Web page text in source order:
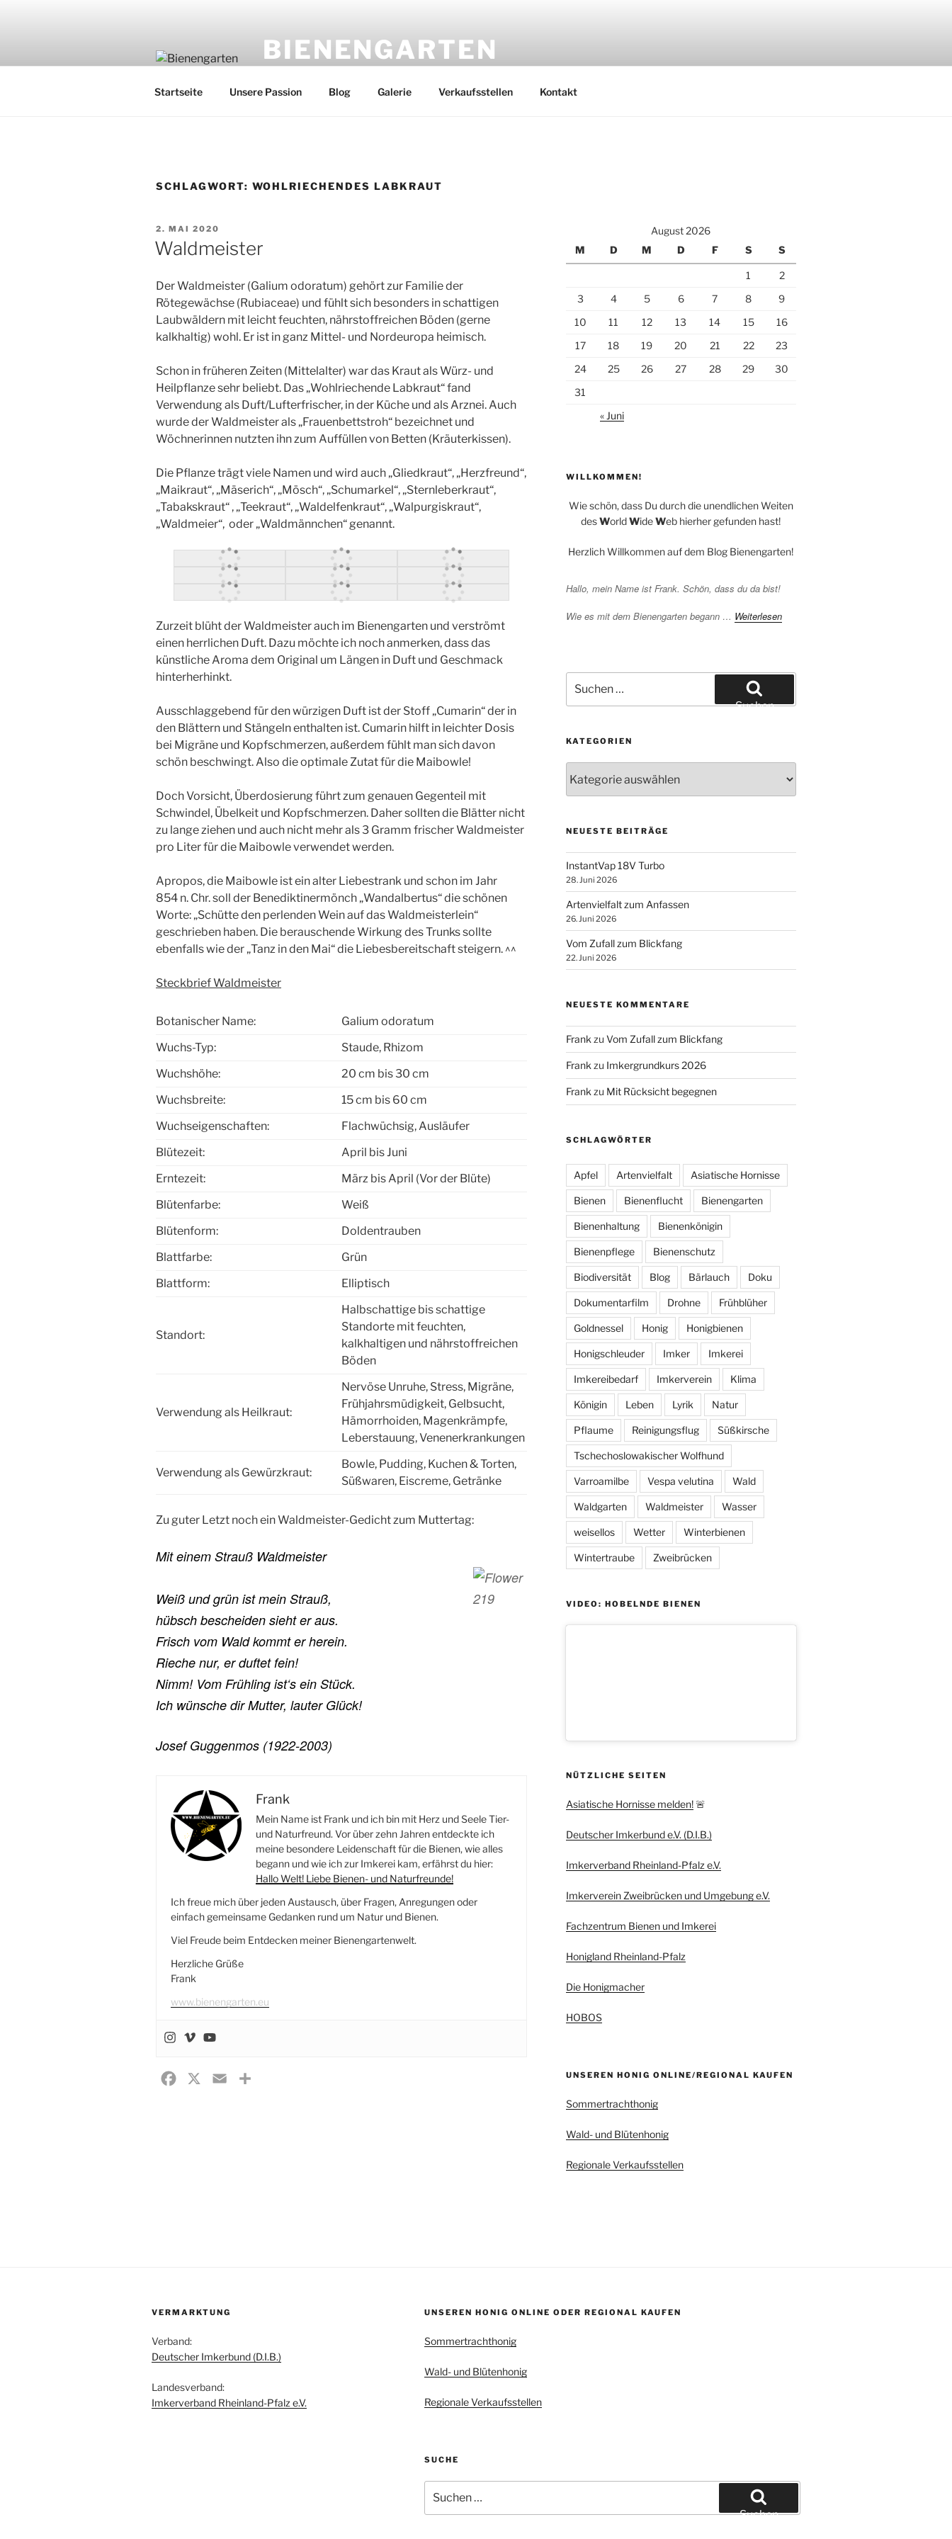
BIENENGARTEN
Startseite Unsere Passion Blog Galerie Verkaufsstellen Kontakt
SCHLAGWORT: WOHLRIECHENDES LABKRAUT
VERÖFFENTLICHT
AM
2. MAI 2020
Waldmeister
Der Waldmeister (Galium odoratum) gehört zur Familie der
Rötegewächse (Rubiaceae) und fühlt sich besonders in schattigen
Laubwäldern mit leicht feuchten, nährstoffreichen Böden (gerne
kalkhaltig) wohl. Er ist in ganz Mittel- und Nordeuropa heimisch.
Schon in früheren Zeiten (Mittelalter) war das Kraut als Würz- und
Heilpflanze sehr beliebt. Das „Wohlriechende Labkraut“ fand
Verwendung als Duft/Lufterfrischer, in der Küche und als Arznei. Auch
wurde der Waldmeister als „Frauenbettstroh“ bezeichnet und
Wöchnerinnen nutzten ihn zum Auffüllen von Betten (Kräuterkissen).
Die Pflanze trägt viele Namen und wird auch „Gliedkraut“, „Herzfreund“,
„Maikraut“, „Mäserich“, „Mösch“, „Schumarkel“, „Sternleberkraut“,
„Tabakskraut“ , „Teekraut“, „Waldelfenkraut“, „Walpurgiskraut“,
„Waldmeier“, oder „Waldmännchen“ genannt.
Zurzeit blüht der Waldmeister auch im Bienengarten und verströmt
einen herrlichen Duft. Dazu möchte ich noch anmerken, dass das
künstliche Aroma dem Original um Längen in Duft und Geschmack
hinterherhinkt.
Ausschlaggebend für den würzigen Duft ist der Stoff „Cumarin“ der in
den Blättern und Stängeln enthalten ist. Cumarin hilft in leichter Dosis
bei Migräne und Kopfschmerzen, außerdem fühlt man sich davon
schön beschwingt. Also die optimale Zutat für die Maibowle!
Doch Vorsicht, Überdosierung führt zum genauen Gegenteil mit
Schwindel, Übelkeit und Kopfschmerzen. Daher sollten die Blätter nicht
zu lange ziehen und auch nicht mehr als 3 Gramm frischer Waldmeister
pro Liter für die Maibowle verwendet werden.
Apropos, die Maibowle ist ein alter Liebestrank und schon im Jahr
854 n. Chr. soll der Benediktinermönch „Wandalbertus“ die schönen
Worte: „Schütte den perlenden Wein auf das Waldmeisterlein“
geschrieben haben. Die berauschende Wirkung des Trunks sollte
ebenfalls wie der „Tanz in den Mai“ die Liebesbereitschaft steigern. ^^
Steckbrief Waldmeister
Botanischer Name:
Galium odoratum
Wuchs-Typ:
Staude, Rhizom
Wuchshöhe:
20 cm bis 30 cm
Wuchsbreite:
15 cm bis 60 cm
Wuchseigenschaften:
Flachwüchsig, Ausläufer
Blütezeit:
April bis Juni
Erntezeit:
März bis April (Vor der Blüte)
Blütenfarbe:
Weiß
Blütenform:
Doldentrauben
Blattfarbe:
Grün
Blattform:
Elliptisch
Standort:
Halbschattige bis schattige
Standorte mit feuchten,
kalkhaltigen und nährstoffreichen
Böden
Verwendung als Heilkraut:
Nervöse Unruhe, Stress, Migräne,
Frühjahrsmüdigkeit, Gelbsucht,
Hämorrhoiden, Magenkrämpfe,
Leberstauung, Venenerkrankungen
Verwendung als Gewürzkraut:
Bowle, Pudding, Kuchen & Torten,
Süßwaren, Eiscreme, Getränke
Zu guter Letzt noch ein Waldmeister-Gedicht zum Muttertag:
Mit einem Strauß Waldmeister
Weiß und grün ist mein Strauß,
hübsch bescheiden sieht er aus.
Frisch vom Wald kommt er herein.
Rieche nur, er duftet fein!
Nimm! Vom Frühling ist‘s ein Stück.
Ich wünsche dir Mutter, lauter Glück!
Josef Guggenmos (1922-2003)
Frank
Mein Name ist Frank und ich bin mit Herz und Seele Tier-
und Naturfreund. Vor über zehn Jahren entdeckte ich
meine besondere Leidenschaft für die Bienen, wie alles
begann und wie ich zur Imkerei kam, erfährst du hier:
Hallo Welt! Liebe Bienen- und Naturfreunde!
Ich freue mich über jeden Austausch, über Fragen, Anregungen oder
einfach gemeinsame Gedanken rund um Natur und Bienen.
Viel Freude beim Entdecken meiner Bienengartenwelt.
Herzliche Grüße
Frank
www.bienengarten.eu
August 2026
M
D M D F S S
1
2
3
4 5 6 7 8
9
10
11 12 13 14 15
16
17
18 19 20 21 22
23
24
25 26 27 28 29
30
31
« Juni
WILLKOMMEN!
Wie schön, dass Du durch die unendlichen Weiten
desWorldWideWeb hierher gefunden hast!
Herzlich Willkommen auf dem Blog Bienengarten!
Hallo, mein Name ist Frank. Schön, dass du da bist!
Wie es mit dem Bienengarten begann … Weiterlesen
nach:
Suchen
KATEGORIEN
NEUESTE BEITRÄGE
InstantVap 18V Turbo
28. Juni 2026
Artenvielfalt zum Anfassen
26. Juni 2026
Vom Zufall zum Blickfang
22. Juni 2026
NEUESTE KOMMENTARE
Frank zu Vom Zufall zum Blickfang
Frank zu Imkergrundkurs 2026
Frank zu Mit Rücksicht begegnen
SCHLAGWÖRTER
Apfel Artenvielfalt Asiatische Hornisse
Bienen Bienenflucht Bienengarten
Bienenhaltung Bienenkönigin
Bienenpflege Bienenschutz
Biodiversität Blog Bärlauch Doku
Dokumentarfilm Drohne Frühblüher
Goldnessel Honig Honigbienen
Honigschleuder Imker Imkerei
Imkereibedarf Imkerverein Klima
Königin Leben Lyrik Natur
Pflaume Reinigungsflug Süßkirsche
Tschechoslowakischer Wolfhund
Varroamilbe Vespa velutina Wald
Waldgarten Waldmeister Wasser
weisellos Wetter Winterbienen
Wintertraube Zweibrücken
VIDEO: HOBELNDE BIENEN
NÜTZLICHE SEITEN
Asiatische Hornisse melden!🚨
Deutscher Imkerbund e.V. (D.I.B.)
Imkerverband Rheinland-Pfalz e.V.
Imkerverein Zweibrücken und Umgebung e.V.
Fachzentrum Bienen und Imkerei
Honigland Rheinland-Pfalz
Die Honigmacher
HOBOS
UNSEREN HONIG ONLINE/REGIONAL KAUFEN
Sommertrachthonig
Wald- und Blütenhonig
Regionale Verkaufsstellen
VERMARKTUNG
Verband:
Deutscher Imkerbund (D.I.B.)
Landesverband:
Imkerverband Rheinland-Pfalz e.V.
UNSEREN HONIG ONLINE ODER REGIONAL KAUFEN
Sommertrachthonig
Wald- und Blütenhonig
Regionale Verkaufsstellen
SUCHE
nach:
Suchen